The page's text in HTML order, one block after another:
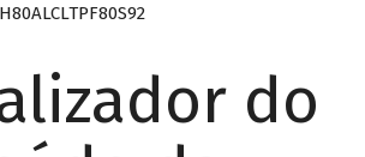
do